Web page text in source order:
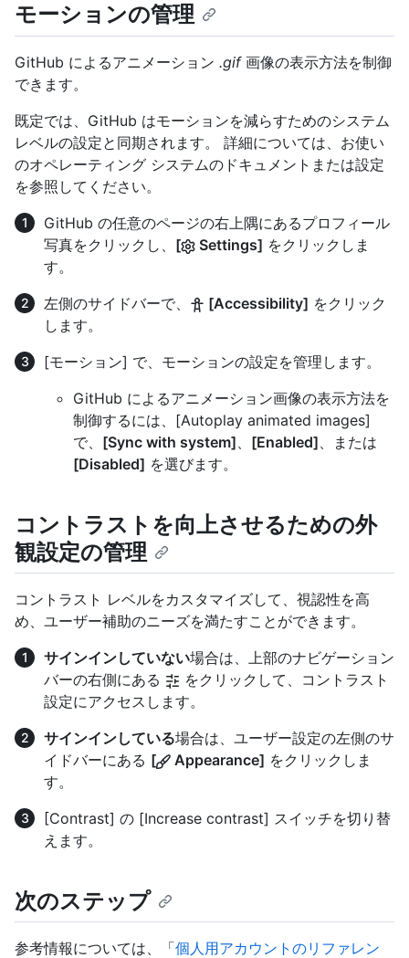
モーションの管理
GitHub によるアニメーション .gif画像の表示方法を制御
できます。
既定では、GitHub はモーションを減らすためのシステム
レベルの設定と同期されます。 詳細については、お使い
のオペレーティング システムのドキュメントまたは設定
を参照してください。
GitHub の任意のページの右上隅にあるプロフィール
写真をクリックし、 [ Settings] をクリックしま
す。
左側のサイドバーで、
[Accessibility] をクリック
します。
[モーション] で、モーションの設定を管理します。
GitHub によるアニメーション画像の表示方法を
制御するには、[Autoplay animated images]
で、 [Sync with system] [Enabled] 、または
[Disabled] を選びます。
コントラストを向上させるための外
観設定の管理
コントラスト レベルをカスタマイズして、視認性を高
め、ユーザー補助のニーズを満たすことができます。
サインインしていない場合は、上部のナビゲーション
バーの右側にある
をクリックして、コントラスト
設定にアクセスします。
サインインしている場合は、ユーザー設定の左側のサ
イドバーにある [ Appearance] をクリックしま
す。
[Contrast] の [Increase contrast] スイッチを切り替
えます。
次のステップ
参考情報については、「個人用アカウントのリファレン